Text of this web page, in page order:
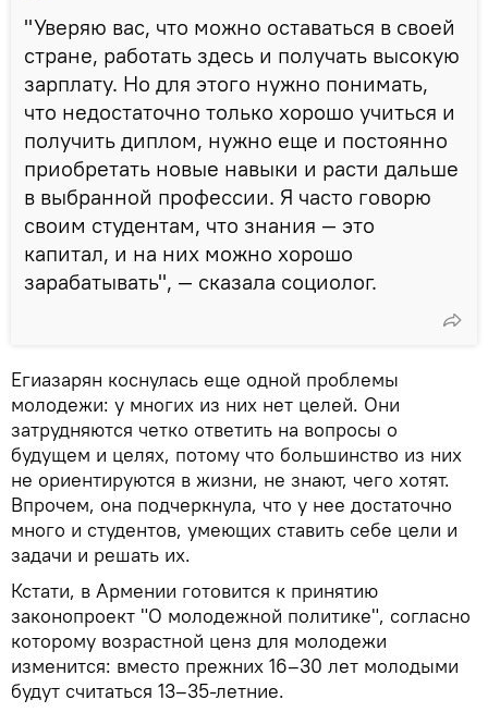
"Уверяю вас, что можно оставаться в своей
стране, работать здесь и получать высокую
зарплату. Но для этого нужно понимать,
что недостаточно только хорошо учиться и
получить диплом, нужно еще и постоянно
приобретать новые навыки и расти дальше
в выбранной профессии. Я часто говорю
своим студентам, что знания — это
капитал, и на них можно хорошо
зарабатывать", — сказала социолог.
Егиазарян коснулась еще одной проблемы
молодежи: у многих из них нет целей. Они
затрудняются четко ответить на вопросы о
будущем и целях, потому что большинство из них
не ориентируются в жизни, не знают, чего хотят.
Впрочем, она подчеркнула, что у нее достаточно
много и студентов, умеющих ставить себе цели и
задачи и решать их.
Кстати, в Армении готовится к принятию
законопроект "О молодежной политике", согласно
которому возрастной ценз для молодежи
изменится: вместо прежних 16–30 лет молодыми
будут считаться 13–35-летние.